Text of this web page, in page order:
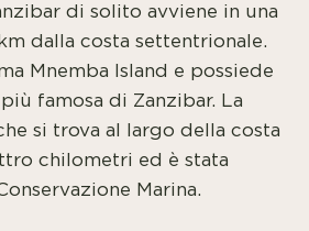
di solito avviene in una
dalla costa settentrionale.
Mnemba Island e possiede
famosa di Zanzibar. La
si trova al largo della costa
chilometri ed è stata
Marina.